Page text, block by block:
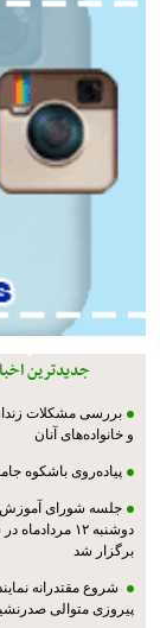
جدیدترین
بررسی مشکلات زندان
و خانواده‌های آنان
پیاده‌روی باشکوه
جلسه شورای آموزش
دوشنبه ۱۲
برگزار شد
شروع مقتدرانه
پیروزی متوالی